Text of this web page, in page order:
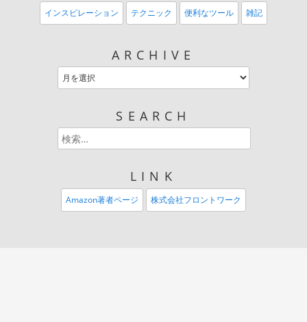
インスピレーション テクニック 便利なツール 雑記
ARCHIVE
SEARCH
LINK
Amazon著者ページ 株式会社フロントワーク